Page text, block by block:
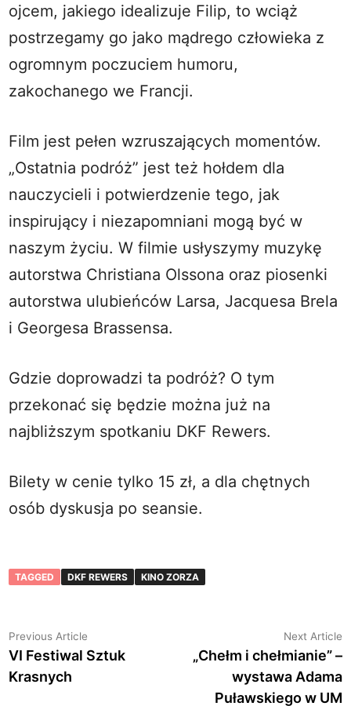
ojcem, jakiego idealizuje Filip, to wciąż
postrzegamy go jako mądrego człowieka z
ogromnym poczuciem humoru,
zakochanego we Francji.
Film jest pełen wzruszających momentów.
„Ostatnia podróż” jest też hołdem dla
nauczycieli i potwierdzenie tego, jak
inspirujący i niezapomniani mogą być w
naszym życiu. W filmie usłyszymy muzykę
autorstwa Christiana Olssona oraz piosenki
autorstwa ulubieńców Larsa, Jacquesa Brela
i Georgesa Brassensa.
Gdzie doprowadzi ta podróż? O tym
przekonać się będzie można już na
najbliższym spotkaniu DKF Rewers.
Bilety w cenie tylko 15 zł, a dla chętnych
osób dyskusja po seansie.
TAGGED DKF REWERS KINO ZORZA
Nawigacja
wpisu
Previous Article
article:
VI Festiwal Sztuk
Krasnych
Next Article
„Chełm i chełmianie” –
wystawa Adama
Puławskiego w UM